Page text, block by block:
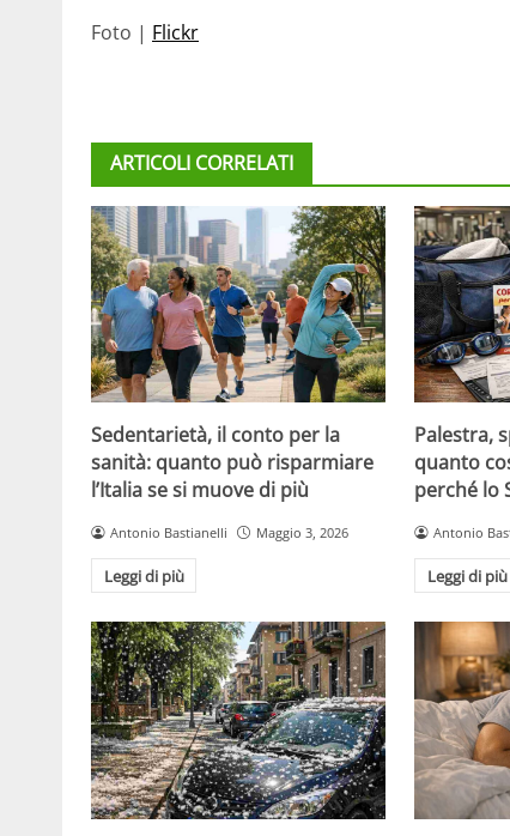
Foto | Flickr
ARTICOLI CORRELATI
Sedentarietà, il conto per la
sanità: quanto può risparmiare
l’Italia se si muove di più
Antonio Bastianelli Maggio 3, 2026
Leggi di più
Palestra,
quanto
perché lo
Antonio
Leggi di più